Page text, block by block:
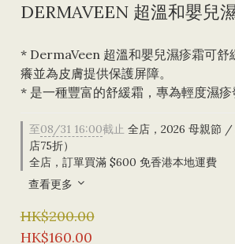
DERMAVEEN 超溫和嬰兒
* DermaVeen 超溫和嬰兒濕疹霜可舒
癢並為皮膚提供保護屏障。
* 是一種豐富的舒緩霜，專為輕度濕疹
至08/31 16:00截止 全店，2026 母親節 /
店75折）
全店，訂單買滿 $600 免香港本地運費
查看更多
HK$200.00
HK$160.00